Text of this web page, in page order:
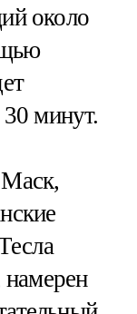
около
минут.